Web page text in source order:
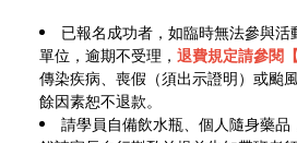
已報名成功者，如臨時無法參與
單位，逾期不受理，退費規定請參閱
傳染疾病、喪假（須出示證明）或颱
餘因素恕不退款。
請學員自備飲水瓶、個人隨身藥